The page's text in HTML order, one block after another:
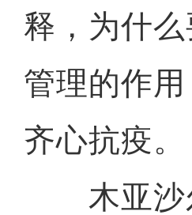
释，为什
管理的作
齐心抗疫。
木亚沙